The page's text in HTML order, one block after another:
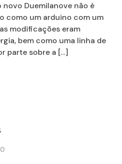
novo Duemilanove não é
como um arduino com um
modificações eram
bem como uma linha de
parte sobre a […]
0